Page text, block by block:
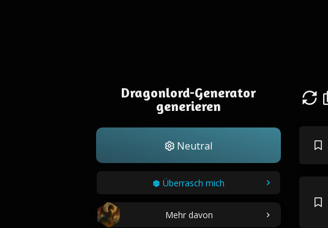
Dragonlord-Generator
generieren
Neutral
Überrasch mich
Mehr davon